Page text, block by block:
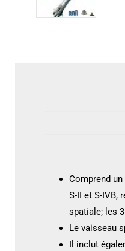
Comprend
S-II et S-IVB,
spatiale; les
Le vaisseau
Il inclut